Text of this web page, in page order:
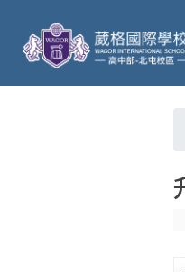
葳
格